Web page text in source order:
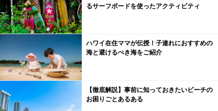
るサーフボードを使ったアクティビティ
ハワイ在住ママが伝授！子連れにおすすめの
海と避けるべき海をご紹介
【徹底解説】事前に知っておきたいビーチの
お困りごとあるある